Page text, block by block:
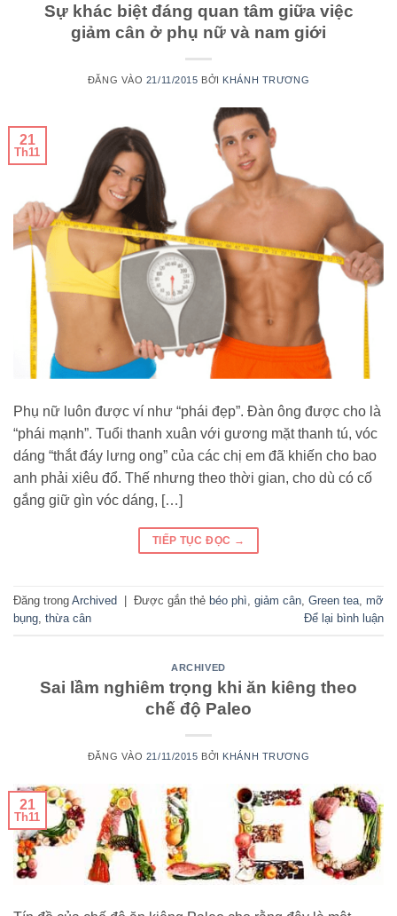
Sự khác biệt đáng quan tâm giữa việc
giảm cân ở phụ nữ và nam giới
ĐĂNG VÀO 21/11/2015 BỞI KHÁNH TRƯƠNG
21
Th11
Phụ nữ luôn được ví như “phái đẹp”. Đàn ông được cho là
“phái mạnh”. Tuổi thanh xuân với gương mặt thanh tú, vóc
dáng “thắt đáy lưng ong” của các chị em đã khiến cho bao
anh phải xiêu đổ. Thế nhưng theo thời gian, cho dù có cố
gắng giữ gìn vóc dáng, […]
TIẾP TỤC ĐỌC →
Đăng trong Archived Được gắn thẻ béo phì, giảm cân, Green tea, mỡ
bụng, thừa cân Để lại bình luận
ARCHIVED
Sai lầm nghiêm trọng khi ăn kiêng theo
chế độ Paleo
ĐĂNG VÀO 21/11/2015 BỞI KHÁNH TRƯƠNG
21
Th11